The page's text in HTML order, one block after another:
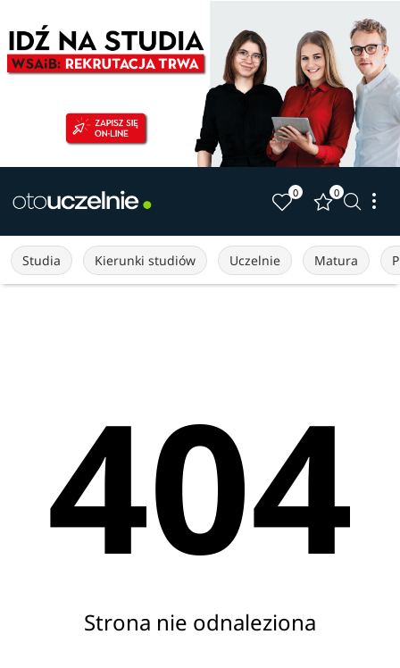
0 0
Studia Kierunki studiów Uczelnie Matura
404
Strona nie odnaleziona